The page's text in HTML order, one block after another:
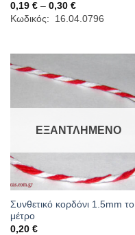
0,19 € – 0,30 €Price
range:
0,19 €
Κωδικός: 16.04.0796
ΕΞΑΝΤΛΗΜΈΝΟ
Συνθετικό κορδόνι 1.5mm το
μέτρο
0,20 €